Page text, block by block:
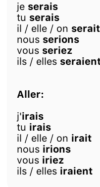
je serais
tu serais
il / elle / on serait
nous serions
vous seriez
ils / elles
Aller:
j'irais
tu irais
il / elle / on irait
nous irions
vous iriez
ils / elles iraient